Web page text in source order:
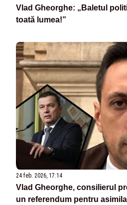
Vlad Gheorghe: „Baletul
toată lumea!”
24 feb. 2026, 17:14
Vlad Gheorghe, consilierul
un referendum pentru